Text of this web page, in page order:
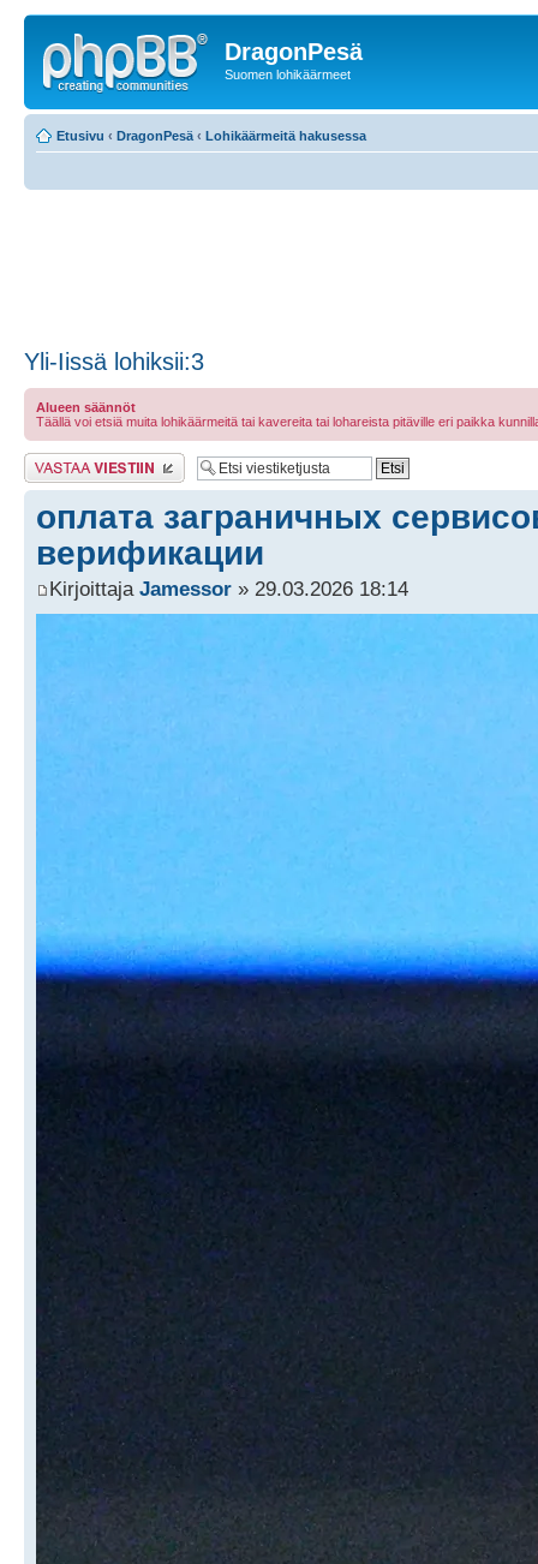
DragonPesä
Suomen lohikäärmeet
Etusivu ‹ DragonPesä ‹ Lohikäärmeitä hakusessa
Yli-Iissä lohiksii:3
Alueen säännöt
Täällä voi etsiä muita lohikäärmeitä tai kavereita tai lohareista pitäville eri paikka
Lähetä vastaus
оплата заграничных
верификации
Kirjoittaja Jamessor » 29.03.2026 18:14